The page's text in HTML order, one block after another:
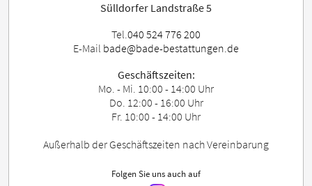
Sülldorfer Landstraße 5
Tel.040 524 776 200
E-Mail bade@bade-bestattungen.de
Geschäftszeiten:
Mo. - Mi. 10:00 - 14:00 Uhr
Do. 12:00 - 16:00 Uhr
Fr. 10:00 - 14:00 Uhr
Außerhalb der Geschäftszeiten nach Vereinbarung
Folgen Sie uns auch auf